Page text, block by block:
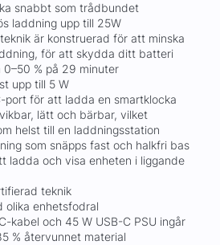
snabbt som trådbundet
laddning upp till 25W
är konstruerad för att minska
för att skydda ditt batteri
% på 29 minuter
upp till 5 W
port för att ladda en smartklocka
lätt och bärbar, vilket
helst till en laddningsstation
som snäpps fast och halkfri bas
ladda och visa enheten i liggande
teknik
olika enhetsfodral
kabel och 45 W USB-C PSU ingår
% återvunnet material